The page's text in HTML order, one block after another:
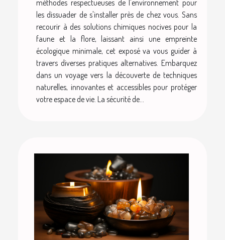
méthodes respectueuses de l'environnement pour
les dissuader de s'installer près de chez vous. Sans
recourir à des solutions chimiques nocives pour la
faune et la flore, laissant ainsi une empreinte
écologique minimale, cet exposé va vous guider à
travers diverses pratiques alternatives. Embarquez
dans un voyage vers la découverte de techniques
naturelles, innovantes et accessibles pour protéger
votre espace de vie. La sécurité de...